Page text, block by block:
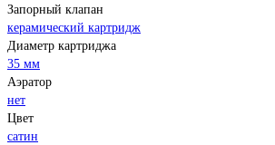
Запорный клапан
керамический картридж
Диаметр картриджа
35 мм
Аэратор
нет
Цвет
сатин